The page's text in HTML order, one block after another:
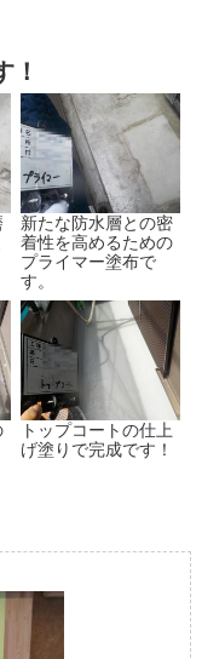
！
新たな防水層との密
着性を高めるための
プライマー塗布で
す。
トップコートの仕上
げ塗りで完成です！